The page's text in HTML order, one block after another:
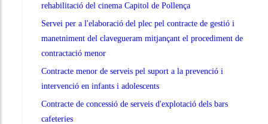
rehabilitació del cinema Capitol de Pollença
Servei per a l'elaboració del plec pel contracte de gestió i
manetniment del clavegueram mitjançant el procediment de
contractació menor
Contracte menor de serveis pel suport a la prevenció i
intervenció en infants i adolescents
Contracte de concessió de serveis d'explotació dels bars
cafeteries